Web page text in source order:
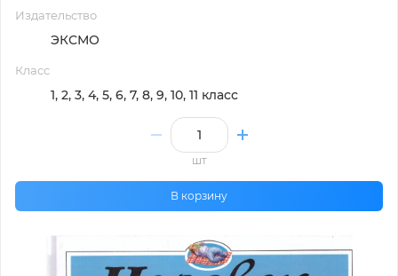
Издательство
ЭКСМО
Класс
1, 2, 3, 4, 5, 6, 7, 8, 9, 10, 11 класс
шт
В корзину